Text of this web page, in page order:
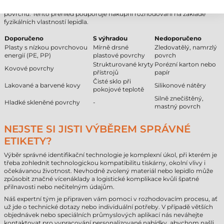
povrchu. Tento přehled podporuje nákupní rozhodování na základě
fyzikálních vlastností lepidla.
Doporučeno S výhradou
Nedoporučeno
Plasty s nízkou povrchovou
energií (PE, PP)
Mírně drsné
plastové povrchy
Zledovatělý, namrzlý
povrch
Kovové povrchy
Strukturované kryty
přístrojů
Porézní karton nebo
papír
Lakované a barvené kovy
Čisté sklo při
pokojové teplotě
Silikonové nátěry
Hladké skleněné povrchy -
Silně znečištěný,
mastný povrch
NEJSTE SI JISTI VÝBĚREM SPRÁVNÉ
ETIKETY?
Výběr správné identifikační technologie je komplexní úkol, při kterém je
třeba zohlednit technologickou kompatibilitu tiskárny, okolní vlivy i
očekávanou životnost. Nevhodně zvolený materiál nebo lepidlo může
způsobit značné vícenáklady a logistické komplikace kvůli špatné
přilnavosti nebo nečitelným údajům.
Náš expertní tým je připraven vám pomoci v rozhodovacím procesu, ať
už jde o technické dotazy nebo individuální potřeby. V případě větších
objednávek nebo speciálních průmyslových aplikací nás neváhejte